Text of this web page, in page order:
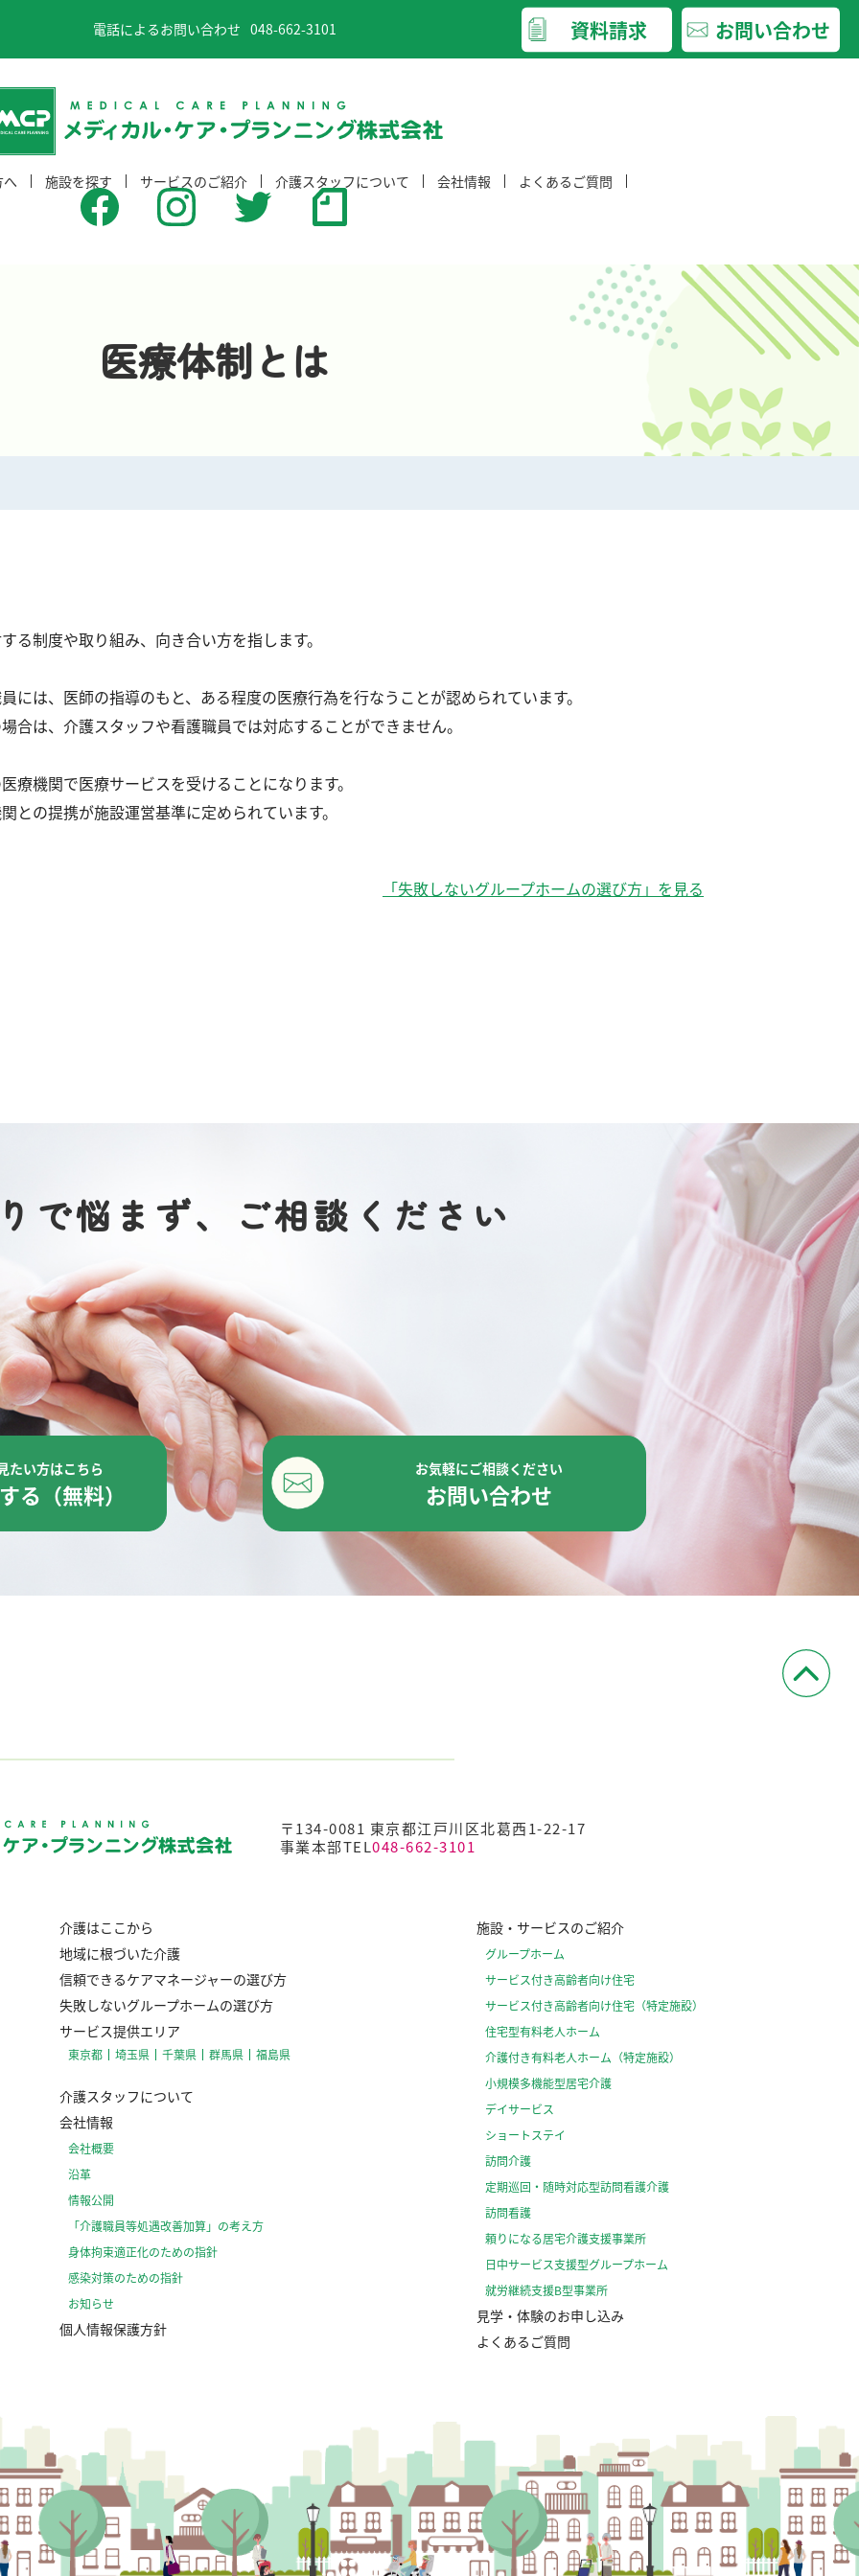
電話によるお問い合わせ 048-662-3101 資料請求 お問い合わせ
施設を探す サービスのご紹介
介護付き有料老人ホーム（特定施設）
小規模多機能型居宅介護
訪問看護
介護スタッフについて 会社情報
「介護職員等処遇改善加算」の考え方
よくあるご質問
日常生活についてのご質問
デイサービス全般についてのご質問
医療体制とは
る制度や取り組み、向き合い方を指します。
には、医師の指導のもと、ある程度の医療行為を行なうことが認められています。
合は、介護スタッフや看護職員では対応することができません。
療機関で医療サービスを受けることになります。
との提携が施設運営基準に定められています。
「失敗しないグループホームの選び方」を見る
で悩まず、 ご相談ください
たい方はこちら
る（無料）
お気軽にご相談ください
お問い合わせ
〒134-0081 東京都江戸川区北葛西1-22-17
事業本部TEL048-662-3101
施設・サービスのご紹介
グループホーム
サービス付き高齢者向け住宅
サービス付き高齢者向け住宅（特定施設）
住宅型有料老人ホーム
介護付き有料老人ホーム（特定施設）
小規模多機能型居宅介護
デイサービス
ショートステイ
訪問介護
定期巡回・随時対応型訪問看護介護
訪問看護
頼りになる居宅介護支援事業所
日中サービス支援型グループホーム
就労継続支援B型事業所
見学・体験のお申し込み
よくあるご質問
介護はここから
地域に根づいた介護
信頼できるケアマネージャーの選び方
失敗しないグループホームの選び方
サービス提供エリア
東京都 埼玉県 千葉県 群馬県 福島県
介護スタッフについて
会社情報
会社概要
沿革
情報公開
「介護職員等処遇改善加算」の考え方
⾝体拘束適正化のための指針
感染対策のための指針
お知らせ
個人情報保護方針